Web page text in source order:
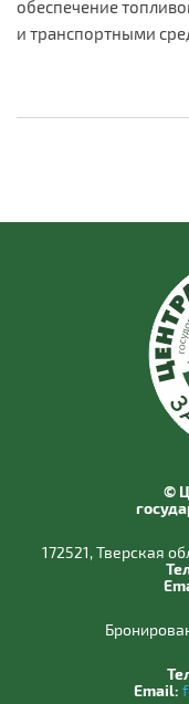
обеспечение
и транспортными
©
172521, Тверская
Email: